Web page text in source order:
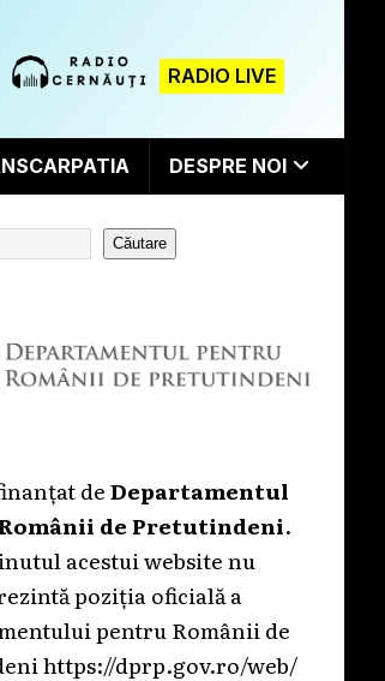
RADIO LIVE
DESPRE NOI
Căutare
deDepartamentul
de Pretutindeni.
acestui website nu
poziția oficială a
pentru Românii de
https://dprp.gov.ro/web/